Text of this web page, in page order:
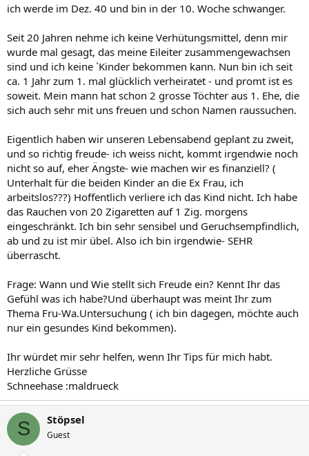
ich werde im Dez. 40 und bin in der 10. Woche schwanger.
Seit 20 Jahren nehme ich keine Verhütungsmittel, denn mir
wurde mal gesagt, das meine Eileiter zusammengewachsen
sind und ich keine `Kinder bekommen kann. Nun bin ich seit
ca. 1 Jahr zum 1. mal glücklich verheiratet - und promt ist es
soweit. Mein mann hat schon 2 grosse Töchter aus 1. Ehe, die
sich auch sehr mit uns freuen und schon Namen raussuchen.
Eigentlich haben wir unseren Lebensabend geplant zu zweit,
und so richtig freude- ich weiss nicht, kommt irgendwie noch
nicht so auf, eher Ängste- wie machen wir es finanziell? (
Unterhalt für die beiden Kinder an die Ex Frau, ich
arbeitslos???) Hoffentlich verliere ich das Kind nicht. Ich habe
das Rauchen von 20 Zigaretten auf 1 Zig. morgens
eingeschränkt. Ich bin sehr sensibel und Geruchsempfindlich,
ab und zu ist mir übel. Also ich bin irgendwie- SEHR
überrascht.
Frage: Wann und Wie stellt sich Freude ein? Kennt Ihr das
Gefühl was ich habe?Und überhaupt was meint Ihr zum
Thema Fru-Wa.Untersuchung ( ich bin dagegen, möchte auch
nur ein gesundes Kind bekommen).
Ihr würdet mir sehr helfen, wenn Ihr Tips für mich habt.
Herzliche Grüsse
Schneehase :maldrueck
S Stöpsel
Guest